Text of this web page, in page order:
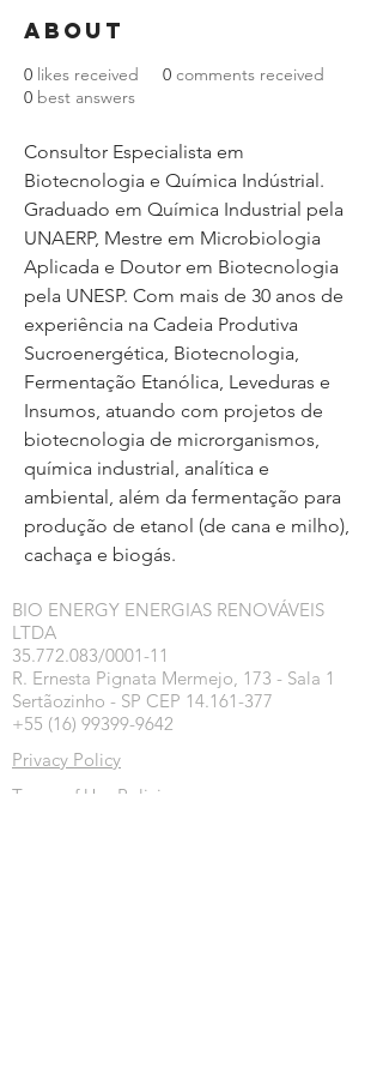
About
0 likes received 0 comments received
0 best answers
Consultor Especialista em
Biotecnologia e Química Indústrial.
Graduado em Química Industrial pela
UNAERP, Mestre em Microbiologia
Aplicada e Doutor em Biotecnologia
pela UNESP. Com mais de 30 anos de
experiência na Cadeia Produtiva
Sucroenergética, Biotecnologia,
Fermentação Etanólica, Leveduras e
Insumos, atuando com projetos de
biotecnologia de microrganismos,
química industrial, analítica e
ambiental, além da fermentação para
produção de etanol (de cana e milho),
cachaça e biogás.
BIO ENERGY ENERGIAS RENOVÁVEIS
LTDA
35.772.083/0001-11
R. Ernesta Pignata Mermejo, 173 - Sala 1
Sertãozinho - SP CEP 14.161-377
+55 (16) 99399-9642
Privacy Policy
Terms of Use Policies